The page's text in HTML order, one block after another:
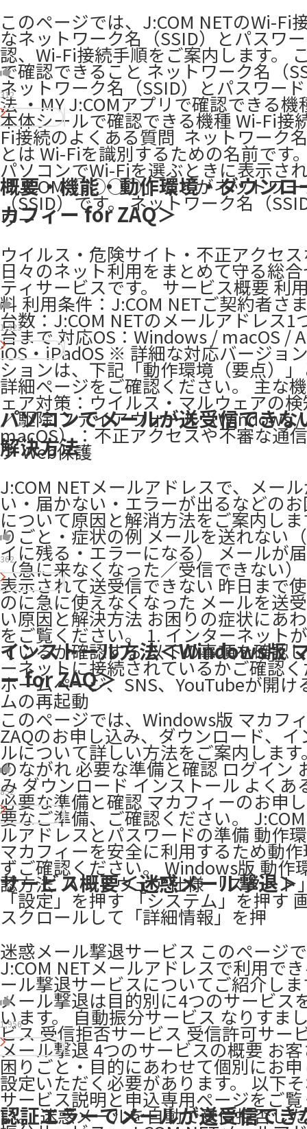
このページでは、J:COM NETのWi-Fi
なネットワーク名（SSID）とパスワ
認、Wi-Fi接続手順をご案内します。
で確認できること ネットワーク名（
ネットワーク名（SSID）とパスワー
法 ・MY J:COMアプリで確認できる機
本体シールで確認できる機種 Wi-Fi接
Fi接続のよくある質問​ ​ ネットワーク
とは Wi-Fiを識別するための名前です
パソコンでWi-Fiを選ぶときに表示さ
「JCOM-○○○○」などがネットワー
（SSID）です。 ネットワーク名（
ワー
312
概要・機能・動作環境・ダウンロ
カフィー for ZAQ＞
ウイルス・危険サイト・不正アクセ
日々のネット利用をまとめて守る総
ティサービスです。 サービス概要 利
料 利用条件：J:COM NETご契約者さ
台数：J:COM NETのメールアドレス1
台まで 対応OS：Windows / macOS /
iOS・iPadOS ※ 詳細な対応バージョ
ションは、下記「動作環境（要点）
詳細ページをご確認ください。 主な
ェア対策：ウイルス・マルウェアの
／駆除 ファイアウォール（Windows /
macOS）：不正アクセスや不審な通
ク Web保護
1,323
パソコンでメールが送受信できな
解決方法
J:COM NETメールアドレスで、メー
い・届かない・エラーが出るなどの
について原因と解消方法をご案内し
りごと・症状の例 メールを送れない
イに残る・エラーになる） メールが
（急に来なくなった／受信できない
表示されて送受信できない 昨日まで
のに急に使えなくなった メールを送
い原因と解決方法 お困りの症状にあ
をご覧ください。 1. インターネット
ているか確認する 以下の事項を確認
ーネットに接続されているかご確認
ホームページ、SNS、YouTubeが開け
ムの再起動
362
インストール方法＜Windows版
ー for ZAQ＞
このページでは、Windows版 マカフ
ZAQのお申し込み、ダウンロード、
ルについて詳しい方法をご案内します
のながれ 必要な準備と確認 ログイン
み ダウンロード インストール よくあ
必要な準備と確認 マカフィーのお申
要なご準備、ご確認ください。
ルアドレスとパスワードの準備 動作
マカフィーを安全に利用するため動
ずご確認ください。 Windows版 動作
認方法 ​ ハードウェア仕様 「スタート
「設定」を押す 「システム」を押す
スクロールして「詳細情報」を押
852
サービス概要＜迷惑メール撃退＞
迷惑メール撃退サービス このページ
J:COM NETメールアドレスで利用で
ール撃退サービスについてご紹介し
メール撃退は目的別に4つのサービス
います。 自動振分サービス なりすま
ビス 受信拒否サービス 受信許可サー
メール撃退 4つのサービスの概要 お
困りごと・目的にあわせて個別にお
設定いただく必要があります。 以下
サービス説明と申込専用ページをご
い。 迷惑メールを自動で受信拒否し
1,956
認証エラーでメールが送受信でき